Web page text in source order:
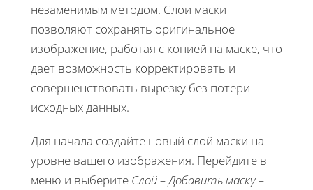
незаменимым методом. Слои маски
позволяют сохранять оригинальное
изображение, работая с копией на маске, что
дает возможность корректировать и
совершенствовать вырезку без потери
исходных данных.
Для начала создайте новый слой маски на
уровне вашего изображения. Перейдите в
меню и выберите Слой – Добавить маску –